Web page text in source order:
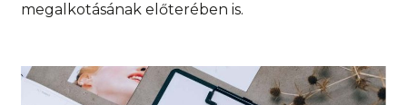
megalkotásának előterében is.